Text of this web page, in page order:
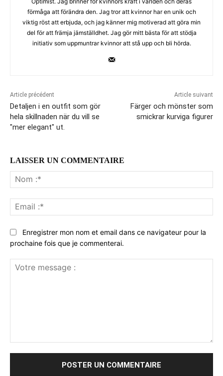
förmåga att förändra den. Jag tror att kvinnor har en unik och
viktig röst att erbjuda, och jag känner mig motiverad att göra min
del för att främja jämställdhet. Jag gör mitt bästa för att stödja
initiativ som uppmuntrar kvinnor att stå upp och bli hörda.
Article précédent
Detaljen i en outfit som gör
hela skillnaden när du vill se
"mer elegant" ut.
Article suivant
Färger och mönster som
smickrar kurviga figurer
LAISSER UN COMMENTAIRE
:*
:*
Enregistrer mon nom et email dans ce navigateur pour la
prochaine fois que je commenterai.